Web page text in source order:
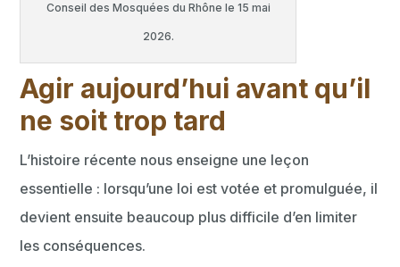
Conseil des Mosquées du Rhône le 15 mai
2026.
Agir aujourd’hui avant qu’il
ne soit trop tard
L’histoire récente nous enseigne une leçon
essentielle : lorsqu’une loi est votée et promulguée, il
devient ensuite beaucoup plus difficile d’en limiter
les conséquences.